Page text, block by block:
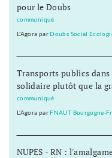
pour le Doubs
communiqué
L'Agora parDoubs Social
Transports publics
solidaire plutôt que la
communiqué
L'Agora parFNAUT Bourgogne-
NUPES - RN :